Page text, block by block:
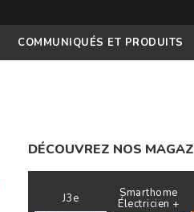
COMMUNIQUÉS ET PRODUITS
DÉCOUVREZ NOS
J3e Smarthome
Électricien +